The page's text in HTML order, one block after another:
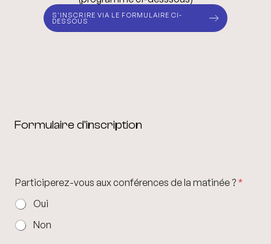
S'INSCRIRE VIA LE FORMULAIRE CI-
DESSOUS
Formulaire d'inscription
Participerez-vous aux conférences de la matinée ? *
Oui
Non